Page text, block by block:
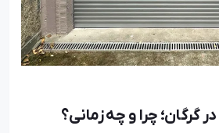
گرگان؛ چرا و چه زمانی؟